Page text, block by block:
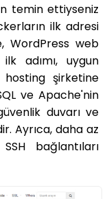
temin ettiyseniz
ilk adresi
WordPress web
adımı, uygun
şirketine
ve Apache'nin
duvarı ve
Ayrıca, daha az
bağlantıları